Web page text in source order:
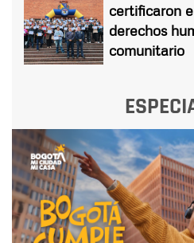
certificaron
derechos
comunitario